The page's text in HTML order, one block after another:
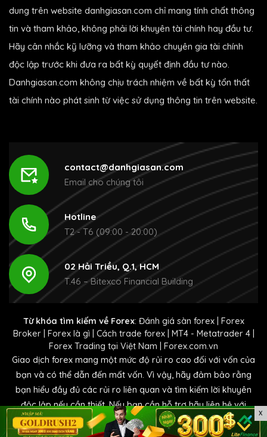
dung trên website danhgiasan.com chỉ mang tính chất thông
tin và tham khảo, không phải lời khuyên tài chính hay đầu tư.
Hãy cân nhắc kỹ lưỡng và tham khảo chuyên gia tài chính
độc lập trước khi đưa ra bất kỳ quyết định đầu tư nào.
Danhgiasan.com không chịu trách nhiệm về bất kỳ tổn thất
tài chính nào phát sinh từ việc sử dụng thông tin trên website.
contact@danhgiasan.com
Email cho chúng tôi
Hotline
T2 - T6 (09:00 - 20:00)
02 Hải Triều, Q.1, HCM
T.46 – Bitexco Financial Building
Từ khóa tìm kiếm về Forex: Đánh giá sàn forex| Forex
Broker| Forex là gì Cách trade forex| MT4 - Metatrader 4|
Forex Trading tại Việt Nam
Forex.com.vn
Giao dịch forex mang một mức độ rủi ro cao đối với vốn của
bạn và có thể dẫn đến mất vốn. Vì vậy, hãy đảm bảo rằng
bạn hiểu đầy đủ các rủi ro liên quan và tìm kiếm lời khuyên
độc lập nếu cần thiết. Nếu bạn cần hỗ trợ hãy liên hệ với
chúng tôi tạicontact@danhgiasan.com.
X